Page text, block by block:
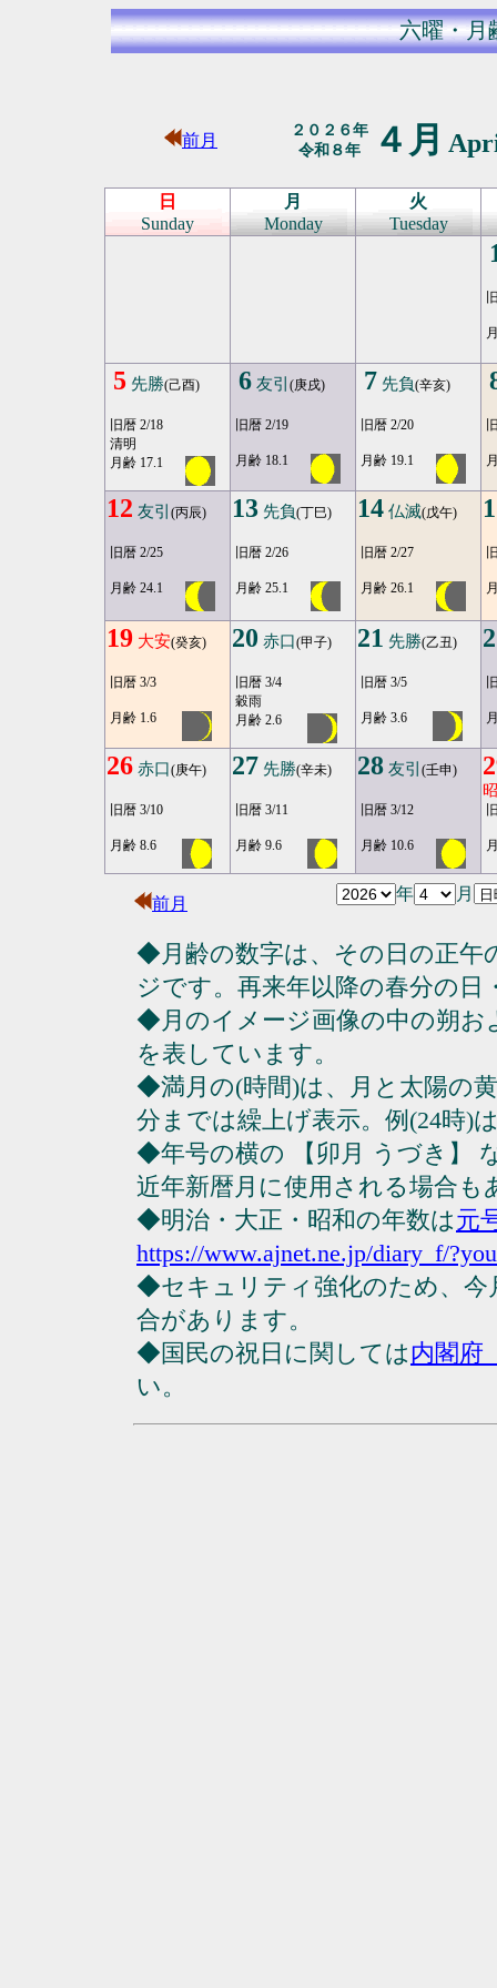
六曜・月
前月
２０２６年
令和８年
４月
日
Sunday
月
Monday
火
Tuesday
5 先勝(己酉)
旧暦 2/18
清明
月齢 17.1
6 友引 (庚戌)
旧暦 2/19
月齢 18.1
7 先負(辛亥)
旧暦 2/20
月齢 19.1
12 友引 (丙辰)
旧暦 2/25
月齢 24.1
13 先負(丁巳)
旧暦 2/26
月齢 25.1
14 仏滅(戊午)
旧暦 2/27
月齢 26.1
19 大安(癸亥)
旧暦 3/3
月齢 1.6
20 赤口(甲子)
旧暦 3/4
穀雨
月齢 2.6
21 先勝(乙丑)
旧暦 3/5
月齢 3.6
26 赤口(庚午)
旧暦 3/10
月齢 8.6
27 先勝(辛未)
旧暦 3/11
月齢 9.6
28 友引 (壬申)
旧暦 3/12
月齢 10.6
前月
年 月
◆月齢の数字は、その日の正午
ジです。再来年以降の春分の日
◆月のイメージ画像の中の朔
を表しています。
◆満月の(時間)は、月と太陽の
分までは繰上げ表示。例(24時)
◆年号の横の 【卯月 うづき】
近年新暦月に使用される場合も
◆明治・大正・昭和の年数は元
https://www.ajnet.ne.jp/diary_f/
◆セキュリティ強化のため、今
合があります。
◆国民の祝日に関しては内閣府
い。